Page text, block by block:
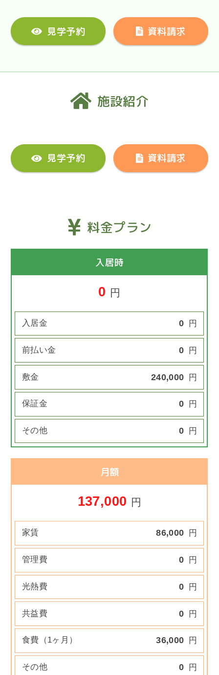
見学予約 資料請求
施設紹介
見学予約 資料請求
料金プラン
入居時
0 円
入居金 0 円
前払い金 0 円
敷金 240,000 円
保証金 0 円
その他 0 円
月額
137,000 円
家賃 86,000 円
管理費 0 円
光熱費 0 円
共益費 0 円
食費（1ヶ月） 36,000 円
その他 0 円